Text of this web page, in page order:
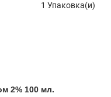
1 Упаковка(и)
2% 100 мл.